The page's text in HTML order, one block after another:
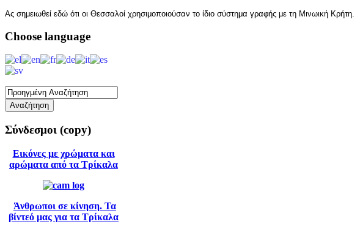
Ας σημειωθεί εδώ ότι οι Θεσσαλοί χρησιμοποιούσαν το ίδιο σύστημα γραφής με τη Μινωική Κρήτη.
Choose language
Σύνδεσμοι (copy)
Εικόνες με χρώματα και
αρώματα από τα Τρίκαλα
Άνθρωποι σε κίνηση. Τα
βίντεό μας για τα Τρίκαλα